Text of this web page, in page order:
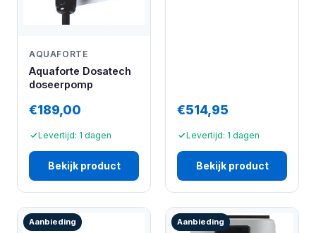
AQUAFORTE
Aquaforte Dosatech
doseerpomp
€189,00
Levertijd: 1 dagen
Bekijk product
€514,95
Levertijd: 1 dagen
Bekijk product
Aanbieding Aanbieding